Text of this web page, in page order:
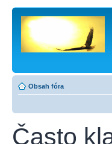
Obsah fóra
Často